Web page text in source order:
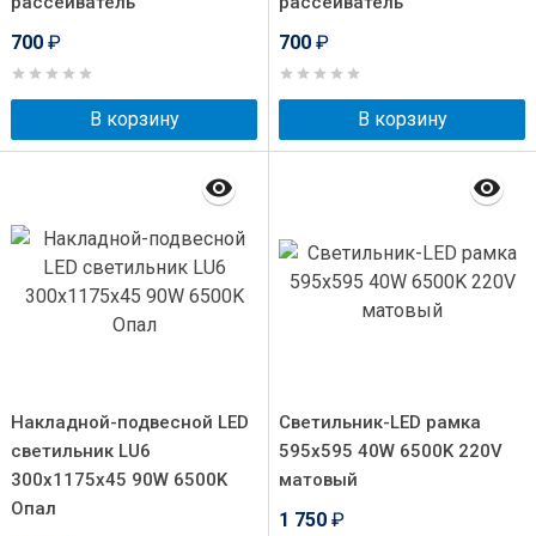
700 ₽
В корзину
700 ₽
В корзину
Накладной-подвесной LED
светильник LU6
300х1175х45 90W 6500K
Опал
Светильник-LED рамка
595x595 40W 6500K 220V
матовый
1 750 ₽